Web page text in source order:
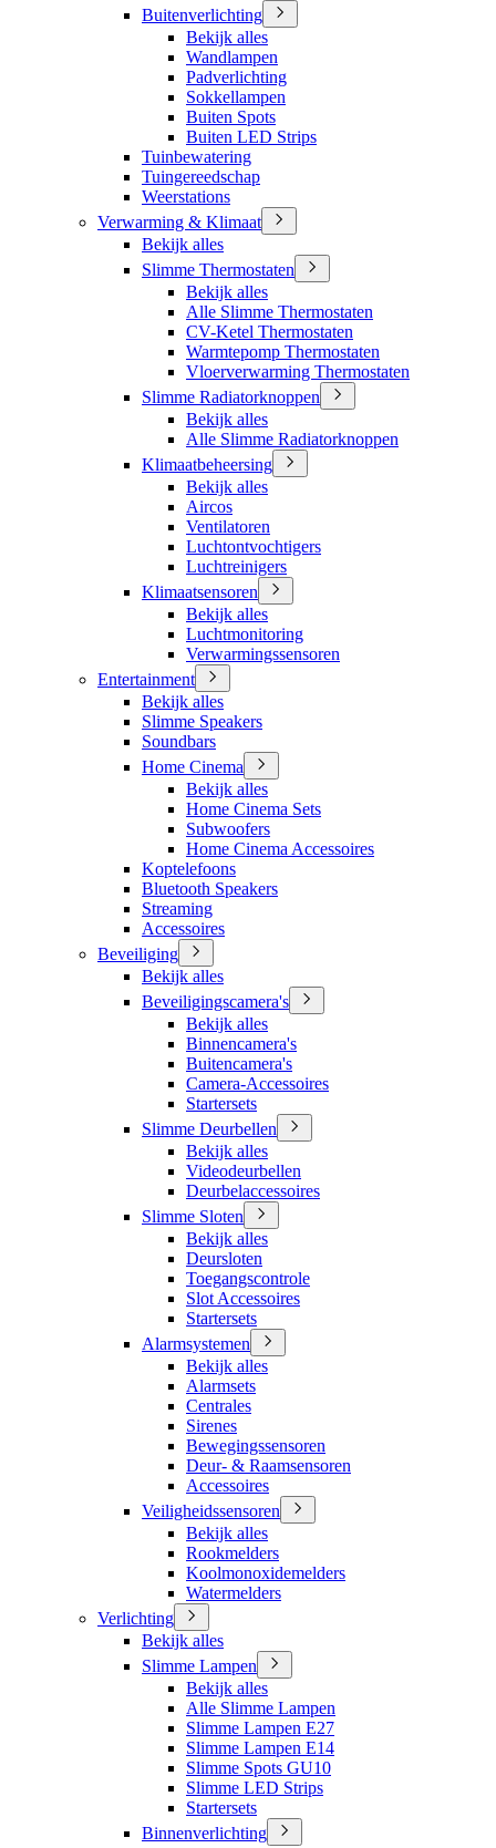
Buitenverlichting
Bekijk alles
Wandlampen
Padverlichting
Sokkellampen
Buiten Spots
Buiten LED Strips
Tuinbewatering
Tuingereedschap
Weerstations
Verwarming & Klimaat
Bekijk alles
Slimme Thermostaten
Bekijk alles
Alle Slimme Thermostaten
CV-Ketel Thermostaten
Warmtepomp Thermostaten
Vloerverwarming Thermostaten
Slimme Radiatorknoppen
Bekijk alles
Alle Slimme Radiatorknoppen
Klimaatbeheersing
Bekijk alles
Aircos
Ventilatoren
Luchtontvochtigers
Luchtreinigers
Klimaatsensoren
Bekijk alles
Luchtmonitoring
Verwarmingssensoren
Entertainment
Bekijk alles
Slimme Speakers
Soundbars
Home Cinema
Bekijk alles
Home Cinema Sets
Subwoofers
Home Cinema Accessoires
Koptelefoons
Bluetooth Speakers
Streaming
Accessoires
Beveiliging
Bekijk alles
Beveiligingscamera's
Bekijk alles
Binnencamera's
Buitencamera's
Camera-Accessoires
Startersets
Slimme Deurbellen
Bekijk alles
Videodeurbellen
Deurbelaccessoires
Slimme Sloten
Bekijk alles
Deursloten
Toegangscontrole
Slot Accessoires
Startersets
Alarmsystemen
Bekijk alles
Alarmsets
Centrales
Sirenes
Bewegingssensoren
Deur- & Raamsensoren
Accessoires
Veiligheidssensoren
Bekijk alles
Rookmelders
Koolmonoxidemelders
Watermelders
Verlichting
Bekijk alles
Slimme Lampen
Bekijk alles
Alle Slimme Lampen
Slimme Lampen E27
Slimme Lampen E14
Slimme Spots GU10
Slimme LED Strips
Startersets
Binnenverlichting